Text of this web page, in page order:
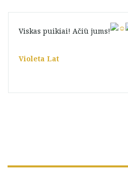
Viskas puikiai! Ačiū jums!
Violeta Lat